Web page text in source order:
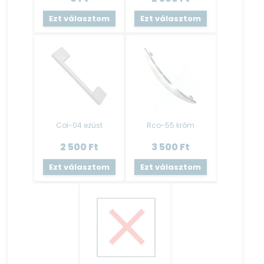
összeépítéssel, összeragasztott kivitel.
Hátfal: 3 mm HDF lemez – tűző kapoccsal rögzítve.
A termék tartalmazza a falra szerelés szerelvényét,
csavarokat és tipliket nem biztosítunk a fara való
cm-t állíthatók.
A szállítás során a bútorlábakat és a takaró léceket külön
a helyszíni beépítéskor kell majd felszerelni.
A lábazattakaró léc felszerelése szakértelmet igényel, ezért
javasoljuk, hogy kérjem szakember segítéségét ennek a
műveletnek az elvégzésére.
Ezt választom Ezt választom
Col-04 ezüst
2 500 Ft
Ezt választom
Rco-55 króm
3 500 Ft
Ezt választom